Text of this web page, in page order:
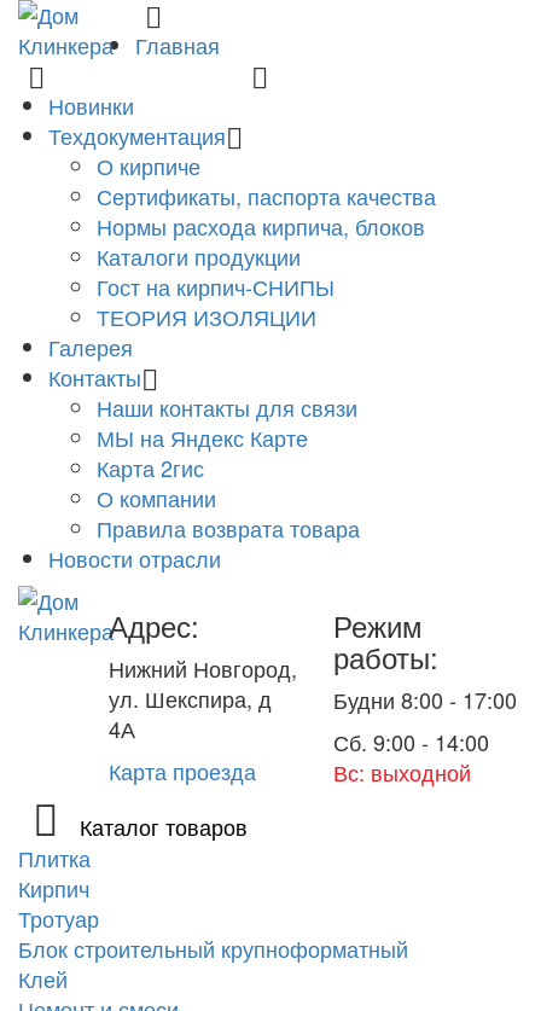
Главная
Новинки
Техдокументация
О кирпиче
Сертификаты, паспорта качества
Нормы расхода кирпича, блоков
Каталоги продукции
Гост на кирпич-СНИПЫ
ТЕОРИЯ ИЗОЛЯЦИИ
Галерея
Контакты
Наши контакты для связи
МЫ на Яндекс Карте
Карта 2гис
О компании
Правила возврата товара
Новости отрасли
Адрес:
Нижний Новгород,
ул. Шекспира, д
4А
Карта проезда
Режим
работы:
Будни 8:00 - 17:00
Сб. 9:00 - 14:00
Вс: выходной
Каталог товаров
Плитка
Кирпич
Тротуар
Блок строительный крупноформатный
Клей